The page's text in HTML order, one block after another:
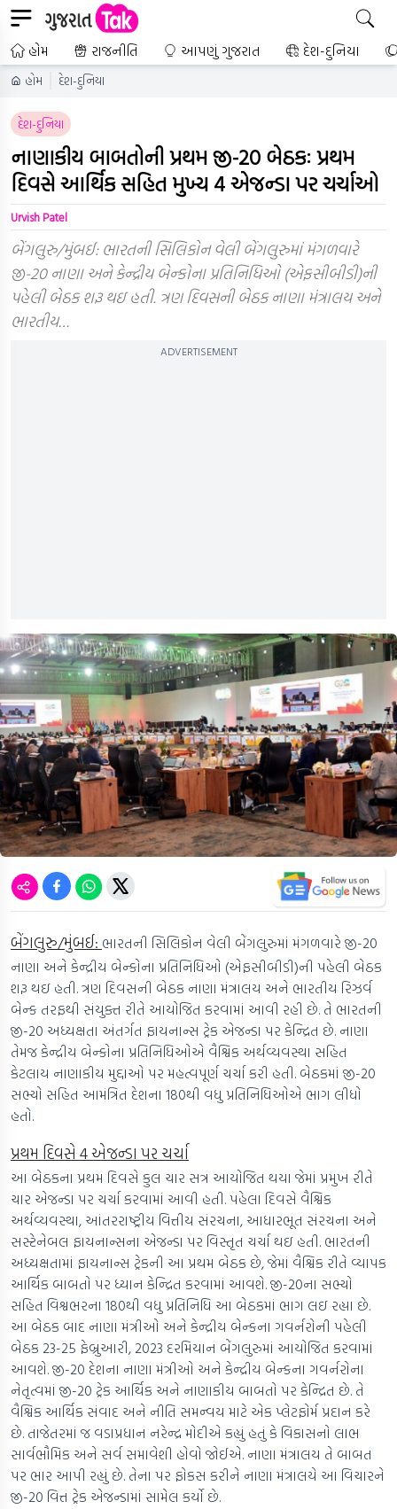
હોમ રાજનીતિ આપણું ગુજરાત દેશ-દુનિયા
હોમ દેશ-દુનિયા
દેશ-દુનિયા
નાણાકીય બાબતોની પ્રથમ જી-20 બેઠકઃ પ્રથમ
દિવસે આર્થિક સહિત મુખ્ય 4 એજન્ડા પર ચર્ચાઓ
Urvish Patel
બેંગલુરુ/મુંબઈ: ભારતની સિલિકોન વેલી બેંગલુરુમાં મંગળવારે
જી-20 નાણા અને કેન્દ્રીય બેન્કોના પ્રતિનિધિઓ (એફસીબીડી)ની
પહેલી બેઠક શરૂ થઇ હતી. ત્રણ દિવસની બેઠક નાણા મંત્રાલય અને
ભારતીય…
ADVERTISEMENT
બેંગલુરુ/મુંબઈ: ભારતની સિલિકોન વેલી બેંગલુરુમાં મંગળવારે જી-20
નાણા અને કેન્દ્રીય બેન્કોના પ્રતિનિધિઓ (એફસીબીડી)ની પહેલી બેઠક
શરૂ થઇ હતી. ત્રણ દિવસની બેઠક નાણા મંત્રાલય અને ભારતીય રિઝર્વ
બેન્ક તરફથી સંયુક્ત રીતે આયોજિત કરવામાં આવી રહી છે. તે ભારતની
જી-20 અધ્યક્ષતા અંતર્ગત ફાયનાન્સ ટ્રેક એજન્ડા પર કેન્દ્રિત છે. નાણા
તેમજ કેન્દ્રીય બેન્કોના પ્રતિનિધિઓએ વૈશ્વિક અર્થવ્યવસ્થા સહિત
કેટલાય નાણાકીય મુદ્દાઓ પર મહત્વપૂર્ણ ચર્ચા કરી હતી. બેઠકમાં જી-20
સભ્યો સહિત આમંત્રિત દેશના 180થી વધુ પ્રતિનિધિઓએ ભાગ લીધો
હતો.
પ્રથમ દિવસે 4 એજન્ડા પર ચર્ચા
આ બેઠકના પ્રથમ દિવસે કુલ ચાર સત્ર આયોજિત થયા જેમાં પ્રમુખ રીતે
ચાર એજન્ડા પર ચર્ચા કરવામાં આવી હતી. પહેલા દિવસે વૈશ્વિક
અર્થવ્યવસ્થા, આંતરરાષ્ટ્રીય વિત્તીય સંરચના, આધારભૂત સંરચના અને
સસ્ટેનેબલ ફાયનાન્સના એજન્ડા પર વિસ્તૃત ચર્ચા થઇ હતી. ભારતની
અધ્યક્ષતામાં ફાયનાન્સ ટ્રેકની આ પ્રથમ બેઠક છે, જેમાં વૈશ્વિક રીતે વ્યાપક
આર્થિક બાબતો પર ધ્યાન કેન્દ્રિત કરવામાં આવશે. જી-20ના સભ્યો
સહિત વિશ્વભરના 180થી વધુ પ્રતિનિધિ આ બેઠકમાં ભાગ લઇ રહ્યા છે.
આ બેઠક બાદ નાણા મંત્રીઓ અને કેન્દ્રીય બેન્કના ગવર્નરોની પહેલી
બેઠક 23-25 ફેબ્રુઆરી, 2023 દરમિયાન બેંગલુરુમાં આયોજિત કરવામાં
આવશે. જી-20 દેશના નાણા મંત્રીઓ અને કેન્દ્રીય બેન્કના ગવર્નરોના
નેતૃત્વમાં જી-20 ટ્રેક આર્થિક અને નાણાકીય બાબતો પર કેન્દ્રિત છે. તે
વૈશ્વિક આર્થિક સંવાદ અને નીતિ સમન્વય માટે એક પ્લેટફોર્મ પ્રદાન કરે
છે. તાજેતરમાં જ વડાપ્રધાન નરેન્દ્ર મોદીએ કહ્યું હતું કે વિકાસનો લાભ
સાર્વભૌમિક અને સર્વ સમાવેશી હોવો જોઈએ. નાણા મંત્રાલય તે બાબત
પર ભાર આપી રહ્યું છે. તેના પર ફોકસ કરીને નાણા મંત્રાલયે આ વિચારને
જી-20 વિત્ત ટ્રેક એજન્ડામાં સામેલ કર્યો છે.